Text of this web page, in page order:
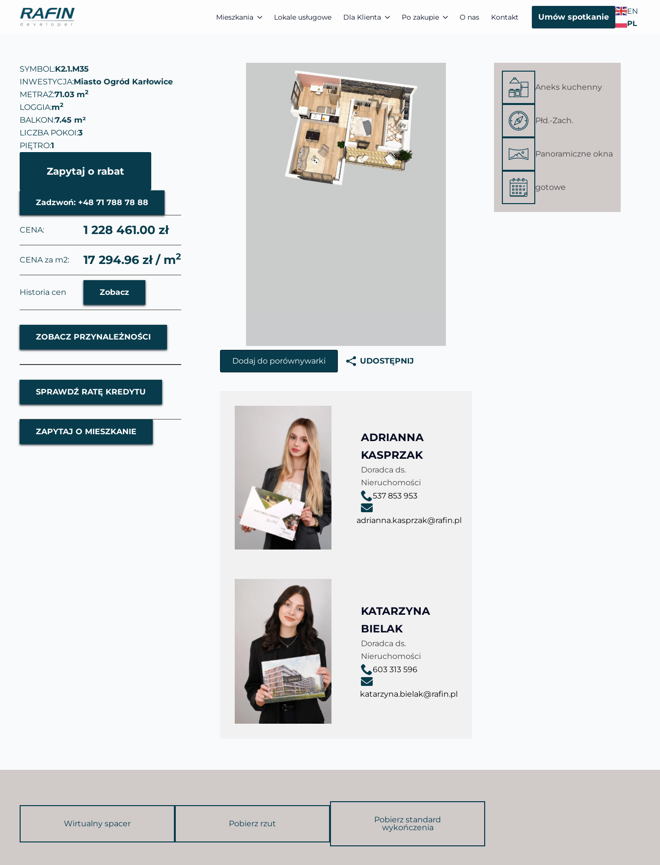
Mieszkania Lokale usługowe Dla Klienta Po zakupie O nas Kontakt Umów spotkanie
EN
PL
SYMBOL:K2.1.M35
INWESTYCJA:Miasto Ogród Karłowice
METRAŻ:71.03 m2
LOGGIA:m2
BALKON:7.45 m²
LICZBA POKOI:3
PIĘTRO:1
Zapytaj o rabat
Zadzwoń: +48 71 788 78 88
CENA: 1 228 461.00 zł
CENA za m2: 17 294.96 zł / m2
Historia cen Zobacz
ZOBACZ PRZYNALEŻNOŚCI
SPRAWDŹ RATĘ KREDYTU
ZAPYTAJ O MIESZKANIE
Dodaj do porównywarki UDOSTĘPNIJ
ADRIANNA
KASPRZAK
Doradca ds.
Nieruchomości
537 853 953
adrianna.kasprzak@rafin.pl
KATARZYNA
BIELAK
Doradca ds.
Nieruchomości
603 313 596
katarzyna.bielak@rafin.pl
Aneks kuchenny
Płd.-Zach.
Panoramiczne okna
gotowe
Wirtualny spacer Pobierz rzut
Pobierz standard
wykończenia